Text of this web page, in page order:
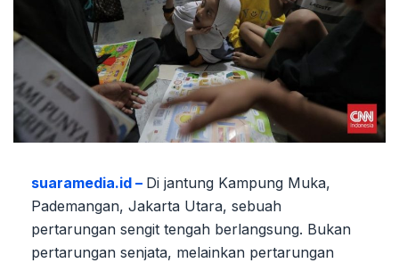
suaramedia.id – Di jantung Kampung Muka,
Pademangan, Jakarta Utara, sebuah
pertarungan sengit tengah berlangsung. Bukan
pertarungan senjata, melainkan pertarungan